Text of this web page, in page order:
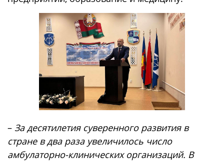
– За десятилетия суверенного развития в
стране в два раза увеличилось число
амбулаторно-клинических организаций. В